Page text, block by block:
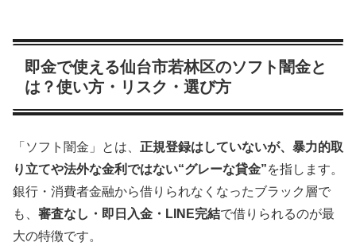
即金で使える仙台市若林区のソフト闇金と
は？使い方・リスク・選び方
「ソフト闇金」とは、 正規登録はしていないが、暴力的取
り立てや法外な金利ではない“グレーな貸金”を指します。
銀行・消費者金融から借りられなくなったブラック層で
も、 審査なし・即日入金・LINE完結で借りられるのが最
大の特徴です。